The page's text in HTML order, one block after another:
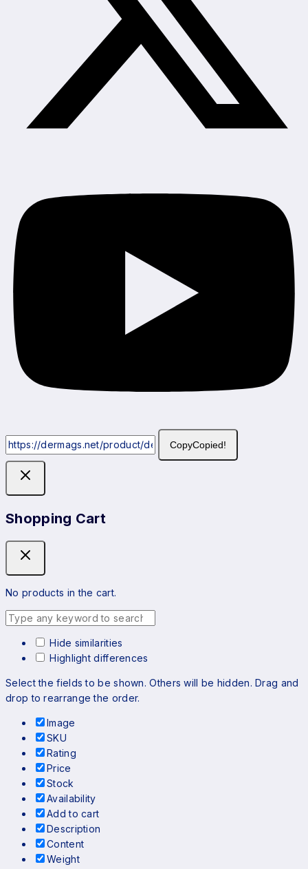
CopyCopied!
Shopping Cart
No products in the cart.
Hide similarities
Highlight differences
Select the fields to be shown. Others will be hidden. Drag and
drop to rearrange the order.
Image
SKU
Rating
Price
Stock
Availability
Add to cart
Description
Content
Weight